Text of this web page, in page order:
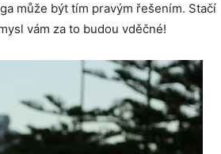
může být tím pravým řešením. Stačí
vám za to budou vděčné!